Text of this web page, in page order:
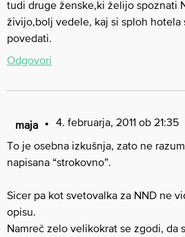
tudi druge ženske,ki želijo spoznati
živijo,bolj vedele, kaj si sploh hotela
povedati.
Odgovori
maja
4. februarja, 2011 ob 21:35
To je osebna izkušnja, zato ne
napisana “strokovno”.
Sicer pa kot svetovalka za NND ne
opisu.
Namreč zelo velikokrat se zgodi, da